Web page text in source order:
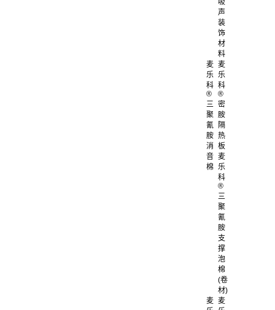
吸
声
装
饰
材
料
麦
乐
科
®
三
聚
氰
胺
消
音
棉
麦
乐
科
®
密
胺
隔
热
板
麦
乐
科
®
三
聚
氰
胺
支
撑
泡
棉
(卷
材)
麦 麦